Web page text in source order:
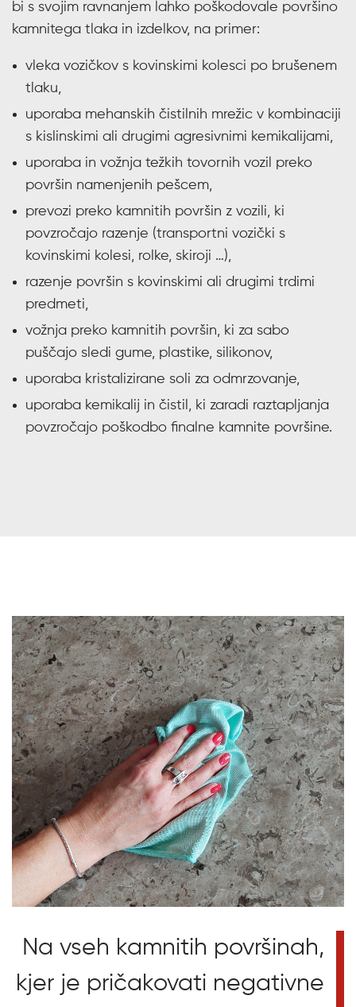
bi s svojim ravnanjem lahko poškodovale površino
kamnitega tlaka in izdelkov, na primer:
vleka vozičkov s kovinskimi kolesci po brušenem
tlaku,
uporaba mehanskih čistilnih mrežic v kombinaciji
s kislinskimi ali drugimi agresivnimi kemikalijami,
uporaba in vožnja težkih tovornih vozil preko
površin namenjenih pešcem,
prevozi preko kamnitih površin z vozili, ki
povzročajo razenje (transportni vozički s
kovinskimi kolesi, rolke, skiroji …),
razenje površin s kovinskimi ali drugimi trdimi
predmeti,
vožnja preko kamnitih površin, ki za sabo
puščajo sledi gume, plastike, silikonov,
uporaba kristalizirane soli za odmrzovanje,
uporaba kemikalij in čistil, ki zaradi raztapljanja
povzročajo poškodbo finalne kamnite površine.
Na vseh kamnitih površinah,
kjer je pričakovati negativne